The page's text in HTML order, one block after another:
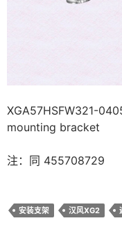
XGA57HSFW321-
mounting bracket
注：同 455708729
安装支架 汉风XG2